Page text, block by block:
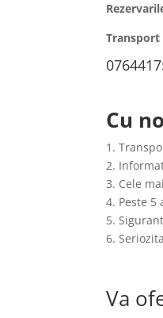
Transport
Cu
1.
2.
3. Cele
4. Peste
5.
6.
Va